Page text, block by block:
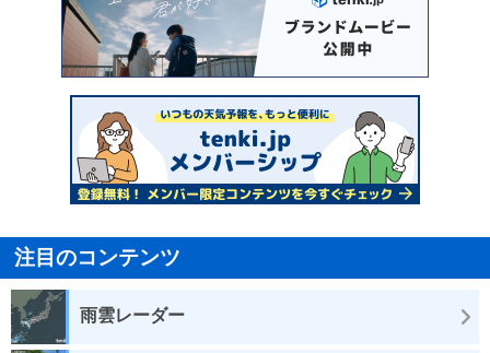
注目のコンテンツ
雨雲レーダー